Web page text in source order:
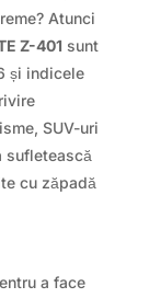
Atunci
Z-401 sunt
și indicele
SUV-uri
sufletească
cu zăpadă
a face